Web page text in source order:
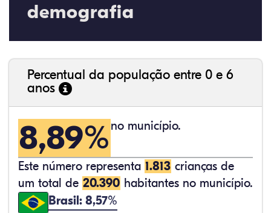
demografia
Percentual da população entre 0 e 6
anos
8,89% no município.
Este número representa 1.813 crianças de
um total de 20.390 habitantes no município.
Brasil: 8,57%